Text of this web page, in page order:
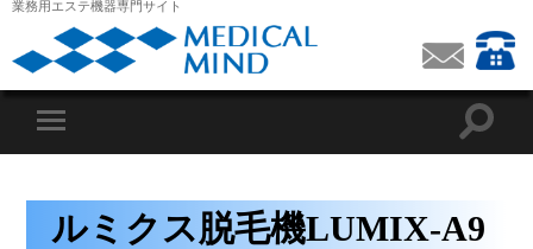
業務用エステ機器専門サイト
ルミクス脱毛機LUMIX-A9